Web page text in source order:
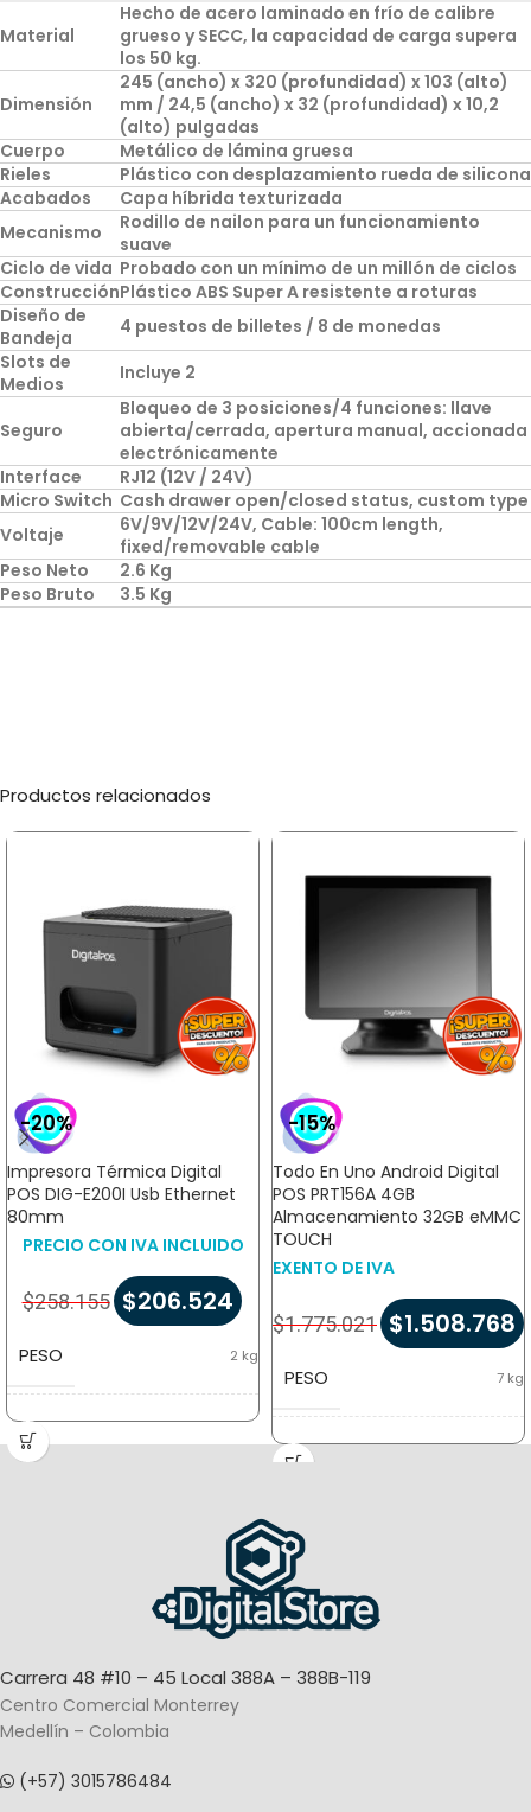
Material
Hecho de acero laminado en frío de calibre
grueso y SECC, la capacidad de carga supera
los 50 kg.
Dimensión
245 (ancho) x 320 (profundidad) x 103 (alto)
mm / 24,5 (ancho) x 32 (profundidad) x 10,2
(alto) pulgadas
Cuerpo
Metálico de lámina gruesa
Rieles
Plástico con desplazamiento rueda de silicona
Acabados
Capa híbrida texturizada
Mecanismo
Rodillo de nailon para un funcionamiento
suave
Ciclo de vida Probado con un mínimo de un millón de ciclos
ConstrucciónPlástico ABS Super A resistente a roturas
Diseño de
Bandeja
4 puestos de billetes / 8 de monedas
Slots de
Medios
Incluye 2
Seguro
Bloqueo de 3 posiciones/4 funciones: llave
abierta/cerrada, apertura manual, accionada
electrónicamente
Interface
RJ12 (12V / 24V)
Micro Switch Cash drawer open/closed status, custom type
Voltaje
6V/9V/12V/24V, Cable: 100cm length,
fixed/removable cable
Peso Neto
2.6 Kg
Peso Bruto
3.5 Kg
Productos relacionados
-20%
Impresora Térmica Digital
POS DIG-E200I Usb Ethernet
80mm
PRECIO CON IVA INCLUIDO
$258.155 $206.524
PESO 2 kg
DIMENSIONES
-15%
Todo En Uno Android Digital
POS PRT156A 4GB
Almacenamiento 32GB eMMC
TOUCH
EXENTO DE IVA
$1.775.021 $1.508.768
PESO 7 kg
DIMENSIONES
MARCA
SISTEMA OPERATIVO
Carrera 48 #10 – 45 Local 388A – 388B-119
Centro Comercial Monterrey
Medellín – Colombia
(+57) 3015786484